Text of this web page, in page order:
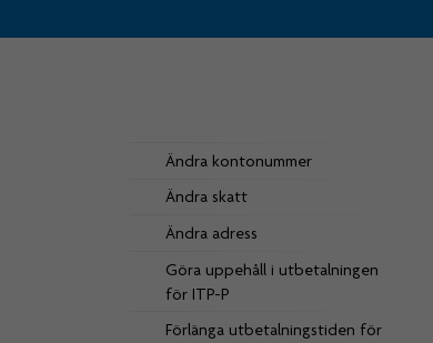
Ändra kontonummer
Ändra skatt
Ändra adress
Göra uppehåll i utbetalningen
för ITP-P
Förlänga utbetalningstiden för